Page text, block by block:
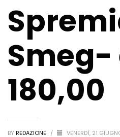
Smeg-
180,00
BY REDAZIONE / VENERDÌ, 21